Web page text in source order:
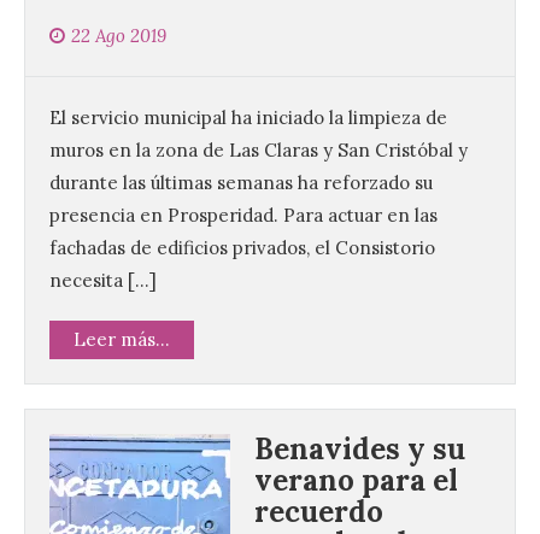
22 Ago 2019
El servicio municipal ha iniciado la limpieza de
muros en la zona de Las Claras y San Cristóbal y
durante las últimas semanas ha reforzado su
presencia en Prosperidad. Para actuar en las
fachadas de edificios privados, el Consistorio
necesita […]
Leer más...
Benavides y su
verano para el
recuerdo